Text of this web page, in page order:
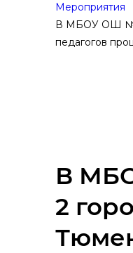
Мероприятия
В МБОУ ОШ №
педагогов
В
2